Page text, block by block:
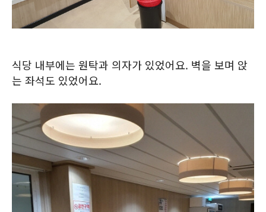
식당 내부에는 원탁과 의자가 있었어요. 벽을 보며 앉
는 좌석도 있었어요.